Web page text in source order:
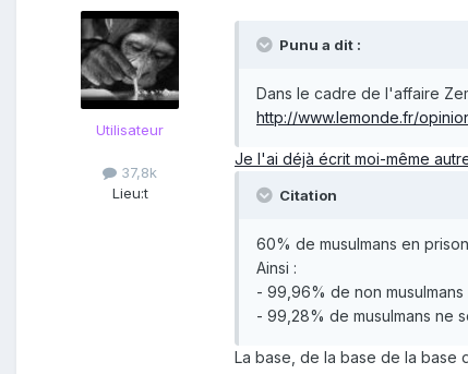
Utilisateur
37,8k
Lieu:t
Punu a dit :
Dans le cadre de l'affaire
http://www.lemonde.fr/
Je l'ai déjà écrit moi-même
Citation
60% de musulmans en
Ainsi :
- 99,96% de non
- 99,28% de musulmans ne
La base, de la base de la base